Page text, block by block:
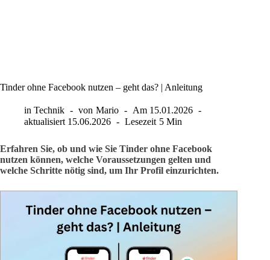
Tinder ohne Facebook nutzen – geht das? | Anleitung
in Technik von Mario Am 15.01.2026
aktualisiert 15.06.2026 Lesezeit 5 Min
Erfahren Sie, ob und wie Sie Tinder ohne Facebook
nutzen können, welche Voraussetzungen gelten und
welche Schritte nötig sind, um Ihr Profil einzurichten.